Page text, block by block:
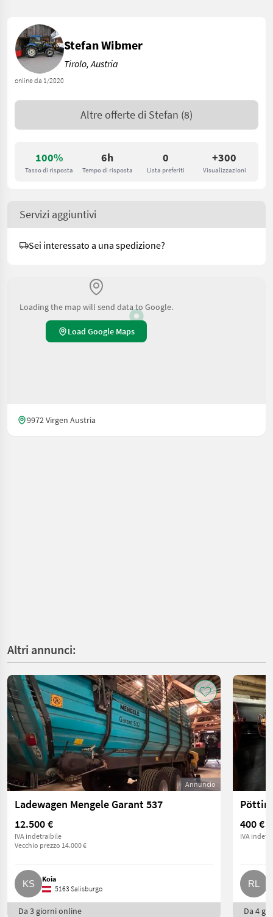
100%
Tasso di risposta
6h
Tempo di risposta
0
Lista preferiti
+300
Visualizzazioni
online da 1/2020
Stefan Wibmer
Tirolo, Austria
Altre offerte di Stefan (8)
Servizi aggiuntivi
Sei interessato a una spedizione?
Loading the map will send data to Google.
Load Google Maps
9972 Virgen Austria
Altri annunci:
Annuncio
Ladewagen Mengele Garant 537
12.500 €
IVA indetraibile
Vecchio prezzo 14.000 €
Koia
5163 Salisburgo
Da 3 giorni online
400 €
IVA
Da 4